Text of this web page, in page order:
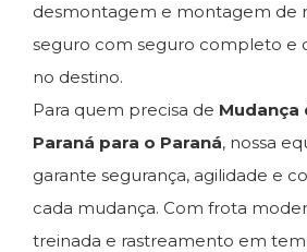
desmontagem e montagem de
seguro com seguro completo e
no destino.
Para quem precisa de Mudança
Paraná para o Paraná, nossa
garante segurança, agilidade e
cada mudança. Com frota
treinada e rastreamento em